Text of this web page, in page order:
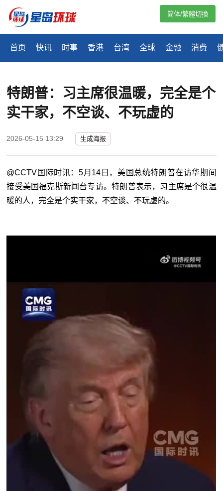
首页 快讯 时事 香港 台湾 全球 金融 消费
简体/繁體切換
特朗普：习主席很温暖，完全是个
实干家，不空谈、不玩虚的
2026-05-15 13:29 生成海报
@CCTV国际时讯：5月14日，美国总统特朗普在访华期间
接受美国福克斯新闻台专访。特朗普表示，习主席是个很温
暖的人，完全是个实干家，不空谈、不玩虚的。